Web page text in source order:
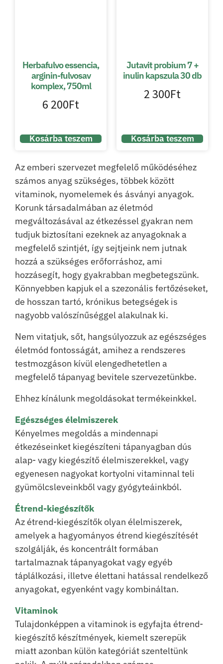
Herbafulvo essencia,
arginin-fulvosav
komplex, 750ml
6 200Ft
Kosárba teszem
Jutavit probium 7 +
inulin kapszula 30 db
2 300Ft
Kosárba teszem
Az emberi szervezet megfelelő működéséhez
számos anyag szükséges, többek között
vitaminok, nyomelemek és ásványi anyagok.
Korunk társadalmában az életmód
megváltozásával az étkezéssel gyakran nem
tudjuk biztosítani ezeknek az anyagoknak a
megfelelő szintjét, így sejtjeink nem jutnak
hozzá a szükséges erőforráshoz, ami
hozzásegít, hogy gyakrabban megbetegszünk.
Könnyebben kapjuk el a szezonális fertőzéseket,
de hosszan tartó, krónikus betegségek is
nagyobb valószínűséggel alakulnak ki.
Nem vitatjuk, sőt, hangsúlyozzuk az egészséges
életmód fontosságát, amihez a rendszeres
testmozgáson kívül elengedhetetlen a
megfelelő tápanyag bevitele szervezetünkbe.
Ehhez kínálunk megoldásokat termékeinkkel.
Egészséges élelmiszerek
Kényelmes megoldás a mindennapi
étkezéseinket kiegészíteni tápanyagban dús
alap- vagy kiegészítő élelmiszerekkel, vagy
egyenesen nagyokat kortyolni vitaminnal teli
gyümölcsleveinkből vagy gyógyteáinkból.
Étrend-kiegészítők
Az étrend-kiegészítők olyan élelmiszerek,
amelyek a hagyományos étrend kiegészítését
szolgálják, és koncentrált formában
tartalmaznak tápanyagokat vagy egyéb
táplálkozási, illetve élettani hatással rendelkező
anyagokat, egyenként vagy kombináltan.
Vitaminok
Tulajdonképpen a vitaminok is egyfajta étrend-
kiegészítő készítmények, kiemelt szerepük
miatt azonban külön kategóriát szenteltünk